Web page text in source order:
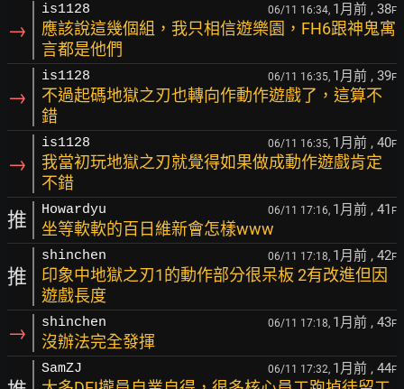
→
is1128 06/11 16:34, 1月前 , 38F
應該說這幾個組，我只相信遊樂園，FH6跟神鬼寓
言都是他們
→
is1128 06/11 16:35, 1月前 , 39F
不過起碼地獄之刃也轉向作動作遊戲了，這算不
錯
→
is1128 06/11 16:35, 1月前 , 40F
我當初玩地獄之刃就覺得如果做成動作遊戲肯定
不錯
推 Howardyu 06/11 17:16, 1月前 , 41 F
坐等軟軟的百日維新會怎樣www
推
shinchen 06/11 17:18, 1月前 , 42F
印象中地獄之刃1的動作部分很呆板 2有改進但因
遊戲長度
→ shinchen 06/11 17:18, 1月前 , 43F
沒辦法完全發揮
SamZJ 06/11 17:32, 1月前 , 44F